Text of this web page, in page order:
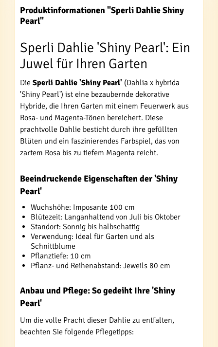
Produktinformationen "Sperli Dahlie Shiny
Pearl"
Sperli Dahlie 'Shiny Pearl': Ein
Juwel für Ihren Garten
Die Sperli Dahlie 'Shiny Pearl' (Dahlia x hybrida
'Shiny Pearl') ist eine bezaubernde dekorative
Hybride, die Ihren Garten mit einem Feuerwerk aus
Rosa- und Magenta-Tönen bereichert. Diese
prachtvolle Dahlie besticht durch ihre gefüllten
Blüten und ein faszinierendes Farbspiel, das von
zartem Rosa bis zu tiefem Magenta reicht.
Beeindruckende Eigenschaften der 'Shiny
Pearl'
Wuchshöhe: Imposante 100 cm
Blütezeit: Langanhaltend von Juli bis Oktober
Standort: Sonnig bis halbschattig
Verwendung: Ideal für Garten und als
Schnittblume
Pflanztiefe: 10 cm
Pflanz- und Reihenabstand: Jeweils 80 cm
Anbau und Pflege: So gedeiht Ihre 'Shiny
Pearl'
Um die volle Pracht dieser Dahlie zu entfalten,
beachten Sie folgende Pflegetipps: